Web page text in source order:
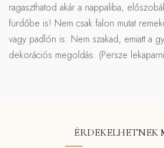
ragaszthatod akár a nappaliba,
fürdőbe is! Nem csak falon mutat
vagy padlón is. Nem szakad, emiatt a
dekorációs megoldás. (Persze
ÉRDEKELHETNEK